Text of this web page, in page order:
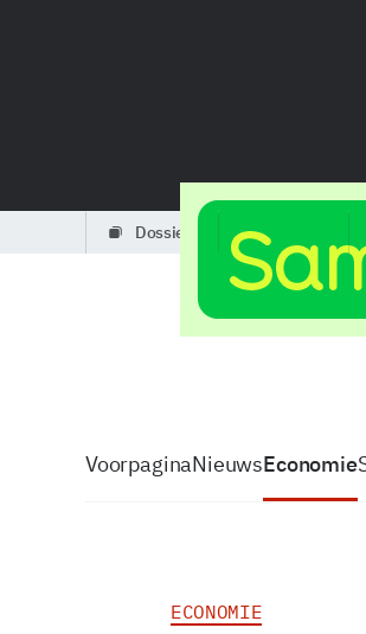
dossiers
VoorpaginaNieuwsEconomie
ECONOMIE